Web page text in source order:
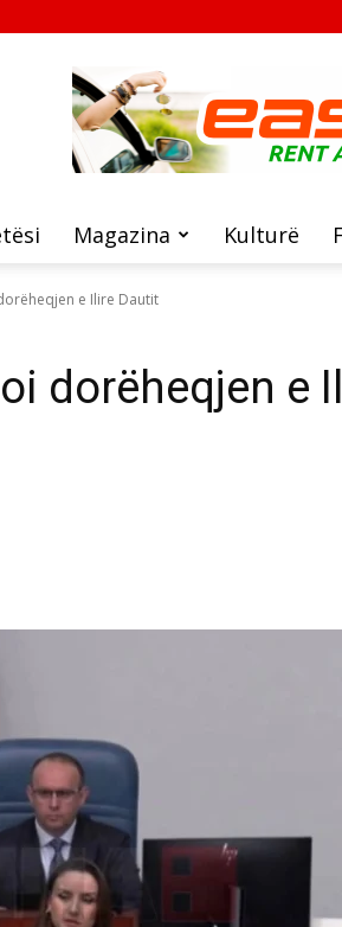
Magazina Kulturë
e Ilire Dautit
dorëheqjen e